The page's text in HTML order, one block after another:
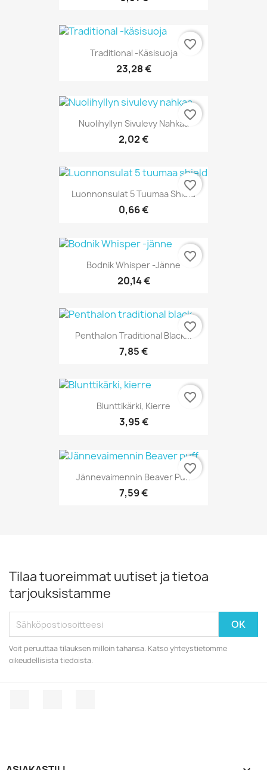
Traditional -käsisuoja
23,28 €
favorite_border
Nuolihyllyn Sivulevy Nahkaa
2,02 €
favorite_border
Luonnonsulat 5 Tuumaa Shield
0,66 €
favorite_border
Bodnik Whisper -jänne
20,14 €
favorite_border
Penthalon Traditional Black...
7,85 €
favorite_border
Blunttikärki, Kierre
3,95 €
favorite_border
Jännevaimennin Beaver Puff
7,59 €
favorite_border
Tilaa tuoreimmat uutiset ja tietoa
tarjouksistamme
Voit peruuttaa tilauksen milloin tahansa. Katso yhteystietomme
oikeudellisista tiedoista.